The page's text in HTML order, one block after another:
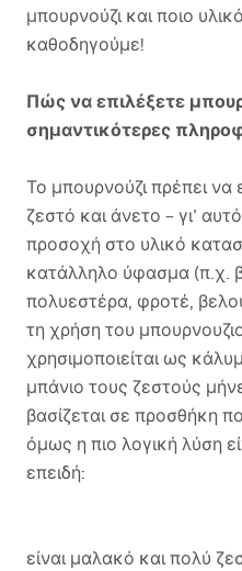
μπουρνούζι και ποιο
καθοδηγούμε!
Πώς να επιλέξετε
σημαντικότερες
Το μπουρνούζι πρέπει να
ζεστό και άνετο – γι’
προσοχή στο υλικό
κατάλληλο ύφασμα (π.χ.
πολυεστέρα, φροτέ,
τη χρήση του
χρησιμοποιείται ως
μπάνιο τους ζεστούς
βασίζεται σε προσθήκη
όμως η πιο λογική λύση
επειδή:
είναι μαλακό και πολύ